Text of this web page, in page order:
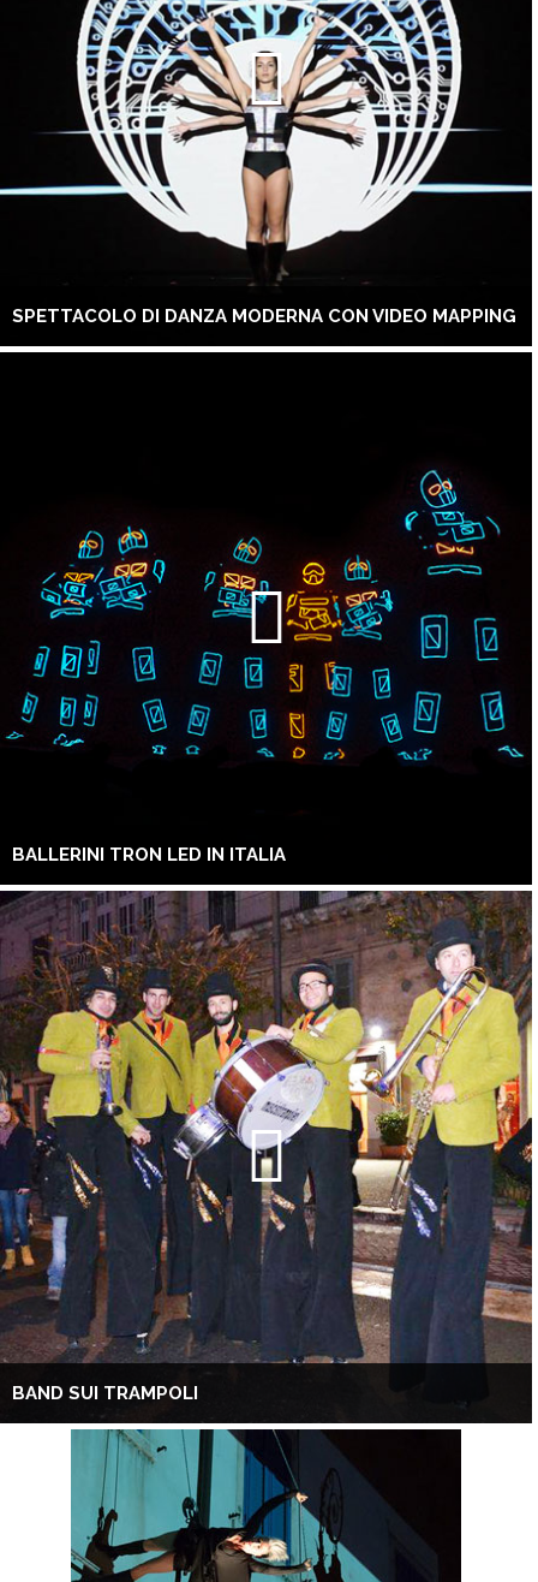
SPETTACOLO DI DANZA MODERNA CON VIDEO MAPPING
BALLERINI TRON LED IN ITALIA
BAND SUI TRAMPOLI